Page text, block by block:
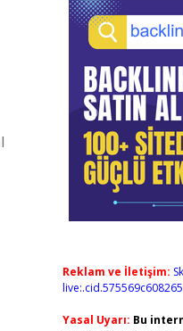
Reklam ve İletişim:
Yasal Uyarı: Bu